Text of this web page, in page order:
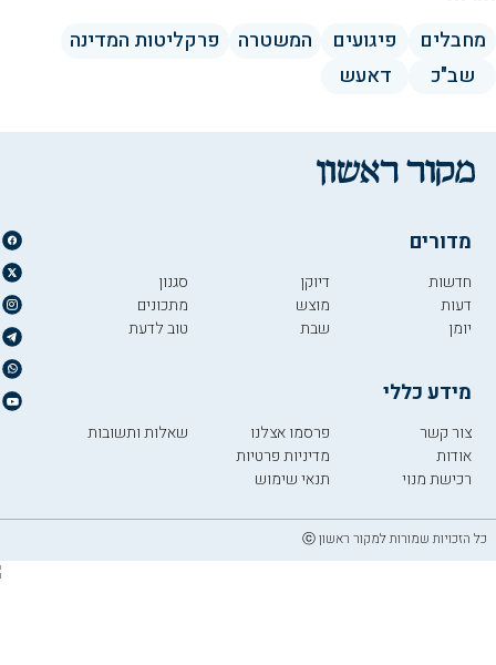
מחבלים פיגועים המשטרה
פרקליטות המדינה
שב"כ
דאעש
מדורים
חדשות
דעות
יומן
דיוקן
מוצש
שבת
סגנון
מתכונים
טוב לדעת
מידע כללי
צור קשר
אודות
רכישת מנוי
פרסמו אצלנו
מדיניות פרטיות
תנאי שימוש
שאלות ותשובות
כל הזכויות שמורות למקור ראשון ⓒ